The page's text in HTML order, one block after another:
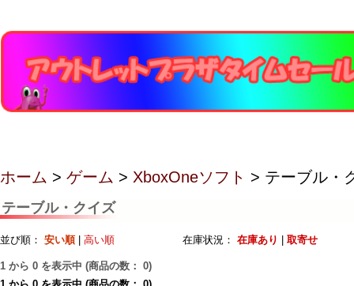
ホーム > ゲーム > XboxOneソフト > テーブル・
テーブル・クイズ
並び順： 安い順| 高い順 在庫状況： 在庫あり 取寄せ
1 から 0 を表示中 (商品の数： 0)